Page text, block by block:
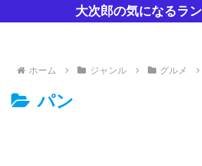
大次郎の気になるラ
ホーム ジャンル グルメ
パン